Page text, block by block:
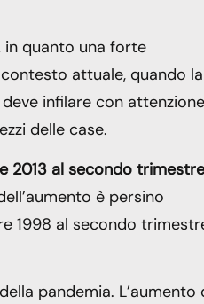
in quanto una forte
attuale, quando la
infilare con attenzione
delle case.
2013 al secondo trimestre
è persino
1998 al secondo
pandemia. L’aumento